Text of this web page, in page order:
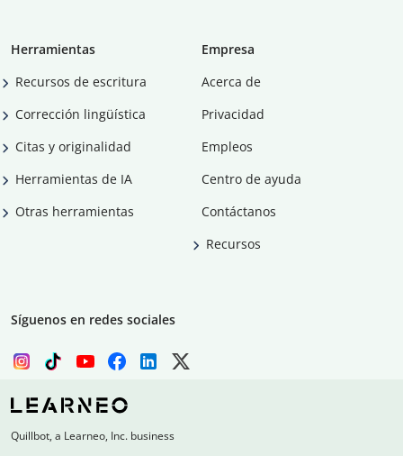
Herramientas
Recursos de escritura
Corrección lingüística
Citas y originalidad
Herramientas de IA
Otras herramientas
Empresa
Acerca de
Privacidad
Empleos
Centro de ayuda
Contáctanos
Recursos
Síguenos en redes sociales
Quillbot, a Learneo, Inc. business